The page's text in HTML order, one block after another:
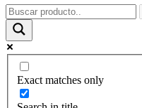
Exact matches only